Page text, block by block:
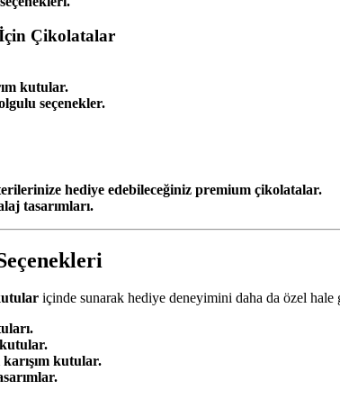
Çikolatalar
kutular.
seçenekler.
hediye edebileceğiniz premium çikolatalar.
tasarımları.
içinde sunarak hediye deneyimini daha da özel hale
kutular.
kutular.